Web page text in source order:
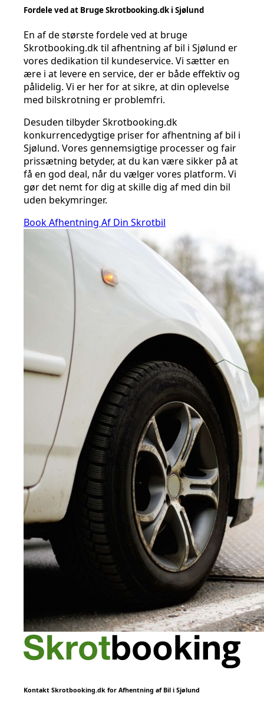
Fordele ved at Bruge Skrotbooking.dk i Sjølund
En af de største fordele ved at bruge
Skrotbooking.dk til afhentning af bil i Sjølund er
vores dedikation til kundeservice. Vi sætter en
ære i at levere en service, der er både effektiv og
pålidelig. Vi er her for at sikre, at din oplevelse
med bilskrotning er problemfri.
Desuden tilbyder Skrotbooking.dk
konkurrencedygtige priser for afhentning af bil i
Sjølund. Vores gennemsigtige processer og fair
prissætning betyder, at du kan være sikker på at
få en god deal, når du vælger vores platform. Vi
gør det nemt for dig at skille dig af med din bil
uden bekymringer.
Book Afhentning Af Din Skrotbil
Kontakt Skrotbooking.dk for Afhentning af Bil i Sjølund